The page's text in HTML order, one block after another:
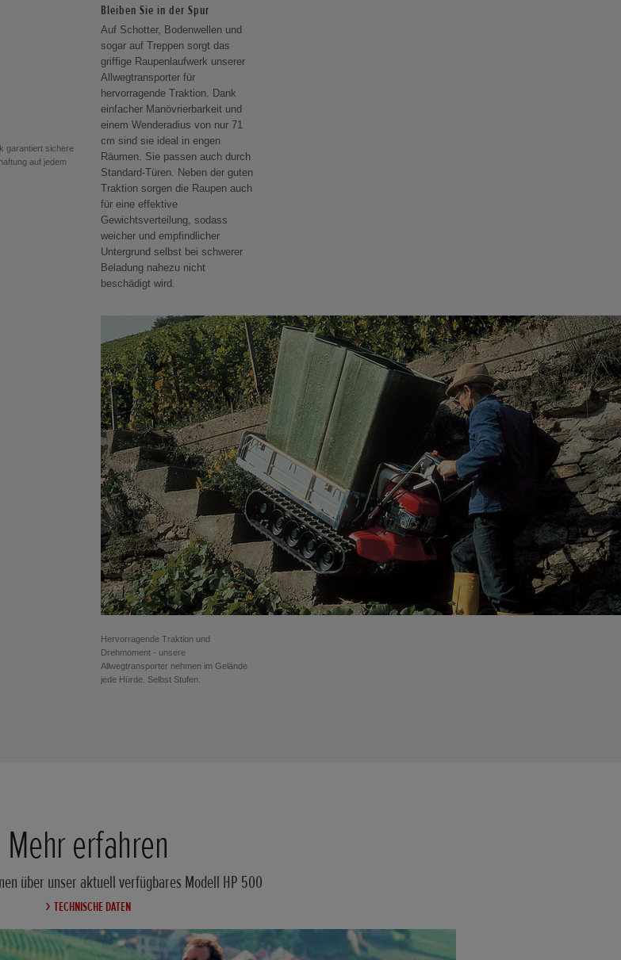
garantiert sichere
auf jedem
Bleiben Sie in der Spur
Auf Schotter, Bodenwellen und
sogar auf Treppen sorgt das
griffige Raupenlaufwerk unserer
Allwegtransporter für
hervorragende Traktion. Dank
einfacher Manövrierbarkeit und
einem Wenderadius von nur 71
cm sind sie ideal in engen
Räumen. Sie passen auch durch
Standard-Türen. Neben der guten
Traktion sorgen die Raupen auch
für eine effektive
Gewichtsverteilung, sodass
weicher und empfindlicher
Untergrund selbst bei schwerer
Beladung nahezu nicht
beschädigt wird.
Hervorragende Traktion und
Drehmoment - unsere
Allwegtransporter nehmen im Gelände
jede Hürde. Selbst Stufen.
Mehr erfahren
über unser aktuell verfügbares Modell HP 500
TECHNISCHE DATEN